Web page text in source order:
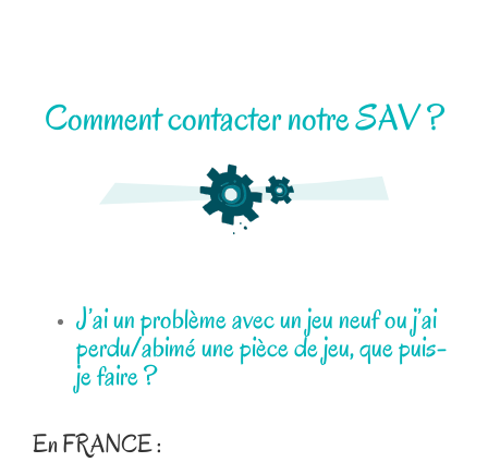
Comment contacter notre SAV ?
J’ai un problème avec un jeu neuf ou j’ai
perdu/abimé une pièce de jeu, que puis-
je faire ?
En FRANCE :